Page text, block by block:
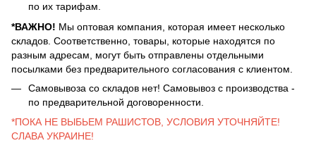
по их тарифам.
*ВАЖНО! Мы оптовая компания, которая имеет несколько
складов. Соответственно, товары, которые находятся по
разным адресам, могут быть отправлены отдельными
посылками без предварительного согласования с клиентом.
Самовывоза со складов нет! Самовывоз с производства -
по предварительной договоренности.
*ПОКА НЕ ВЫБЬЕМ РАШИСТОВ, УСЛОВИЯ УТОЧНЯЙТЕ!
СЛАВА УКРАИНЕ!